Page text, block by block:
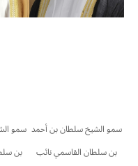
سمو الشيخ سلطان بن أحمد
بن سلطان القاسمي نائب
سمو
بن